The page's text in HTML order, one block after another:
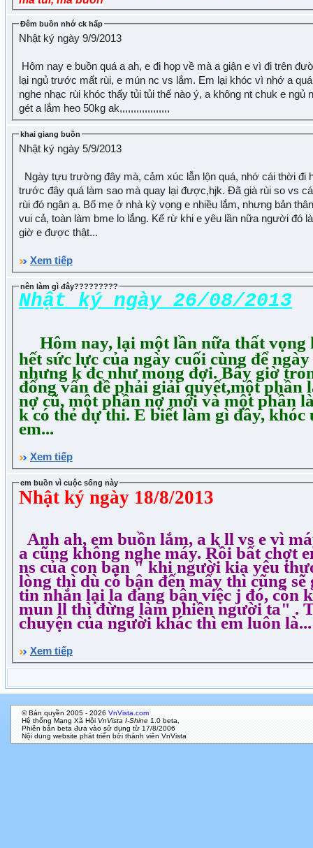
Đêm buồn nhớ ck hấp
Nhật ký ngày 9/9/2013
Hôm nay e buồn quá a ah, e đi họp về mà a giận e vì đi trên
lại ngủ trước mất rùi, e mún nc vs lắm. Em lại khóc vì nhớ a
nghe nhạc rùi khóc thấy tủi tủi thế nào ý, a không nt chuk e ngủ
gét a lắm heo 50kg ak,,,,,,,,,,,,,,,,,,
khai giang buồn
Nhật ký ngày 5/9/2013
Ngày tựu trường đây mà, cảm xúc lẫn lộn quá, nhớ cái thời đi
trước đây quá làm sao mà quay lại được,hjk. Đã già rùi so vs
rùi đó ngân ạ. Bố mẹ ở nhà kỳ vọng e nhiều lắm, nhưng bản
vui cả, toàn làm bme lo lắng. Kể rừ khi e yêu lần nữa người đó
giờ e được thật...
Xem tiếp
nên làm gì đây?????????
Nhật ký ngày 26/08/2013
Hôm nay, lại một lần nữa thất vọng
hết sức lực của ngày cuối cùng để
nhưng k đc như mong đợi. Bây giờ
đống vấn đề phải giải quyết,một phần
nợ cũ, một phần nợ mới và một phần
k có thẻ dự thi. E biết làm gì đây, khóc
em...
Xem tiếp
em buồn vì cuộc sống này
Nhật ký ngày 18/8/2013
Anh ah, em buồn lắm, a k ll vs e vì
a cũng không nghe máy. Rồi bất chợt
ns của con bạn " khi người kia yêu
lòng thì dù có bận đến mấy thì cũng
tin nhắn lại la đang bận việc j đó, còn
mun ll thì đừng làm phiền người ta" .
chuyện của người khác thì em luôn là...
Xem tiếp
© Bản quyền 2005 - 2026 VnVista.com
Hệ thống Mạng Xã Hội VnVista I-Shine 1.0 beta,
Phiên bản beta đưa vào sử dụng từ 17/8/2006
Nội dung website phát triển bởi thành viên VnVista